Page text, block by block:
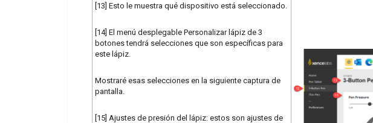
[13] Esto le muestra qué dispositivo está seleccionado.
[14] El menú desplegable Personalizar lápiz de 3
botones tendrá selecciones que son específicas para
este lápiz.
Mostraré esas selecciones en la siguiente captura de
pantalla.
[15] Ajustes de presión del lápiz: estos son ajustes de